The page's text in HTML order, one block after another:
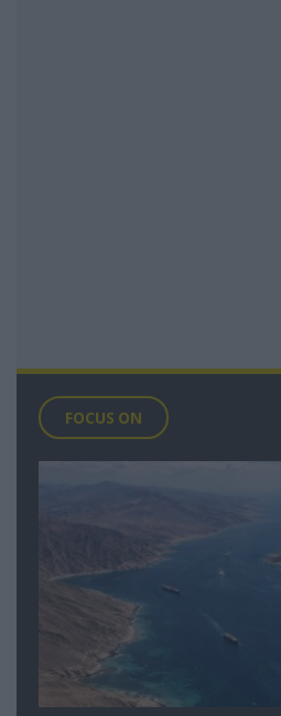
FOCUS ON